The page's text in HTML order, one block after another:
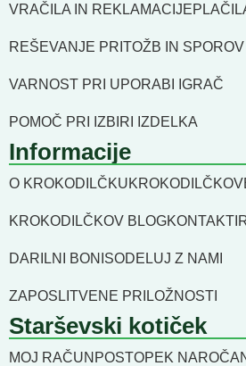
VRAČILA IN REKLAMACIJE
REŠEVANJE PRITOŽB IN SPOROV
VARNOST PRI UPORABI IGRAČ
POMOČ PRI IZBIRI IZDELKA
Informacije
O KROKODILČKU
KROKODILČKOV BLOG
DARILNI BONI SODELUJ Z NAMI
ZAPOSLITVENE PRILOŽNOSTI
Starševski kotiček
MOJ RAČUN POSTOPEK